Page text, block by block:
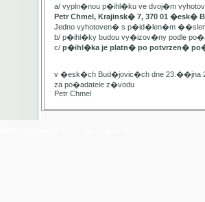
a/ vypln�nou p�ihl�ku ve dvoj�m
Petr Chmel, Krajinsk� 7, 370 01 �esk�
Jedno vyhotoven� s p�id�len�m
b/ p�ihl�ky budou vy�izov�ny podle
c/ p�ihl�ka je platn� po potvrzen�
v �esk�ch Bud�jovic�ch dne 23.��jna
za po�adatele z�vodu
Petr Chmel